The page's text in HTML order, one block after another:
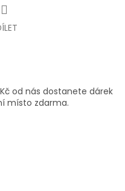
od nás dostanete dárek
místo zdarma.